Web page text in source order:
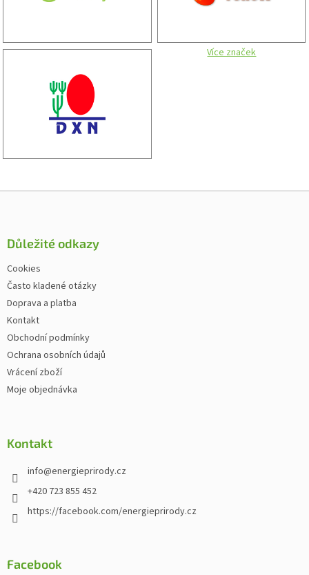
Více značek
Zápatí
Důležité odkazy
Cookies
Často kladené otázky
Doprava a platba
Kontakt
Obchodní podmínky
Ochrana osobních údajů
Vrácení zboží
Moje objednávka
Kontakt
info@energieprirody.cz
+420 723 855 452
https://facebook.com/energieprirody.cz
Facebook